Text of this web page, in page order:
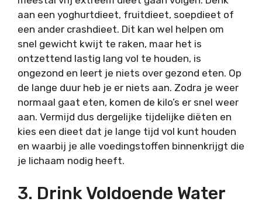
aan een yoghurtdieet, fruitdieet, soepdieet of
een ander crashdieet. Dit kan wel helpen om
snel gewicht kwijt te raken, maar het is
ontzettend lastig lang vol te houden, is
ongezond en leert je niets over gezond eten. Op
de lange duur heb je er niets aan. Zodra je weer
normaal gaat eten, komen de kilo’s er snel weer
aan. Vermijd dus dergelijke tijdelijke diëten en
kies een dieet dat je lange tijd vol kunt houden
en waarbij je alle voedingstoffen binnenkrijgt die
je lichaam nodig heeft.
3. Drink Voldoende Water